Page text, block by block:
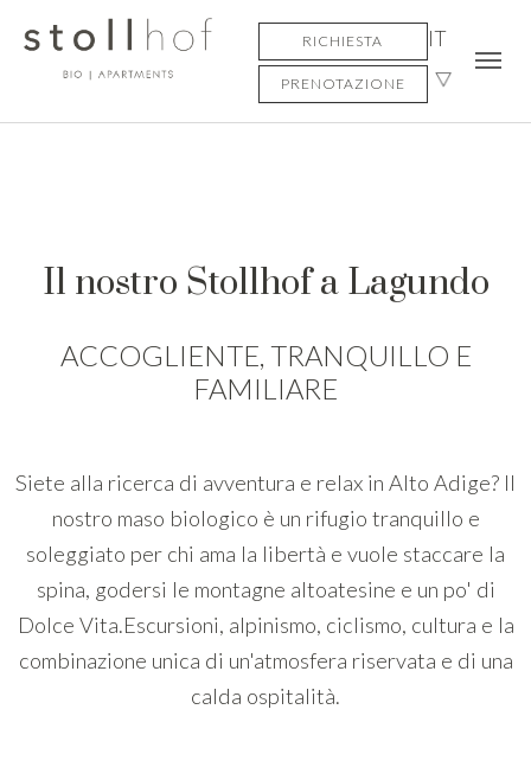
Skip to main content
Skip to page footer
RICHIESTA
PRENOTAZIONE
IT
Il nostro Stollhof a Lagundo
ACCOGLIENTE, TRANQUILLO E
FAMILIARE
Siete alla ricerca di avventura e relax in Alto Adige? Il
nostro maso biologico è un rifugio tranquillo e
soleggiato per chi ama la libertà e vuole staccare la
spina, godersi le montagne altoatesine e un po' di
Dolce Vita.Escursioni, alpinismo, ciclismo, cultura e la
combinazione unica di un'atmosfera riservata e di una
calda ospitalità.